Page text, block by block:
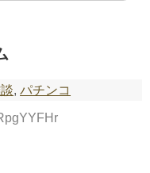
,パチンコ